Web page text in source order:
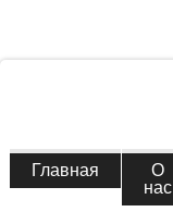
Главная
О
нас